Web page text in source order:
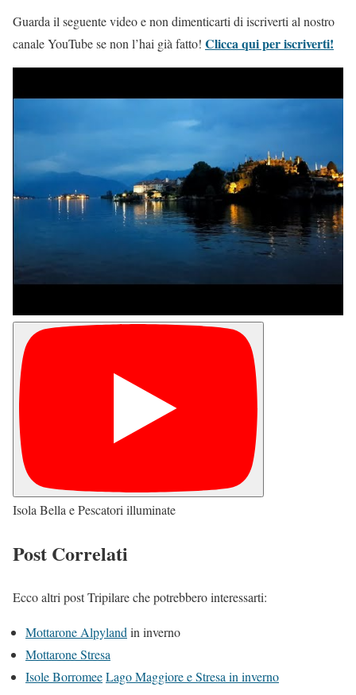
Guarda il seguente video e non dimenticarti di iscriverti al nostro
canale YouTube se non l’hai già fatto! Clicca qui per iscriverti!
Isola Bella e Pescatori illuminate
Post Correlati
Ecco altri post Tripilare che potrebbero interessarti:
Mottarone Alpyland in inverno
Mottarone Stresa
Isole BorromeeLago Maggiore e Stresa in inverno